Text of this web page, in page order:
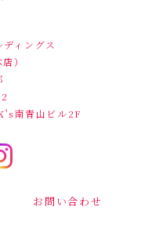
ィングス
）
南青山ビル2F
お問い合わせ